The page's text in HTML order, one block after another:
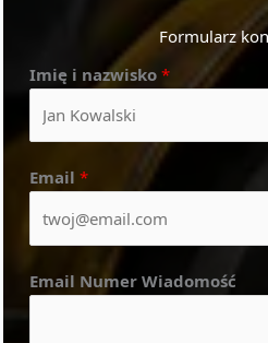
Formularz
Imię i nazwisko *
Email *
Email Numer Wiadomość